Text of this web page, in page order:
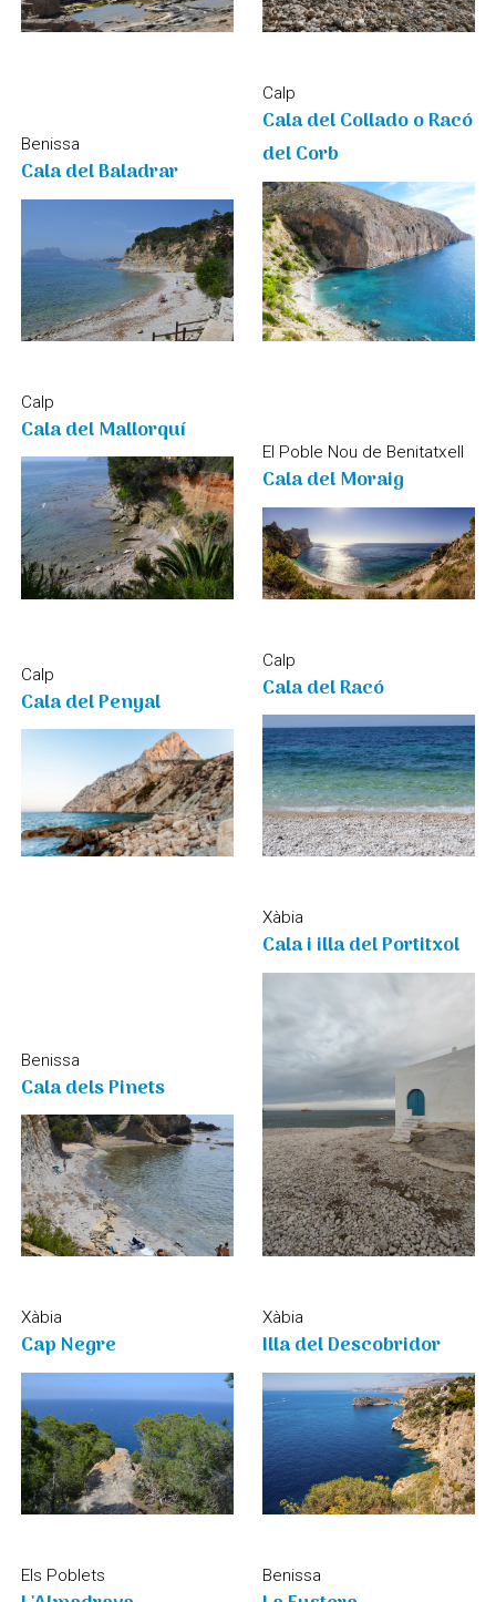
Benissa
Cala del Baladrar
Calp
Cala del Collado o Racó
del Corb
Calp
Cala del Mallorquí
El Poble Nou de Benitatxell
Cala del Moraig
Calp
Cala del Penyal
Calp
Cala del Racó
Benissa
Cala dels Pinets
Xàbia
Cala i illa del Portitxol
Xàbia
Cap Negre
Xàbia
Illa del Descobridor
Els Poblets Benissa